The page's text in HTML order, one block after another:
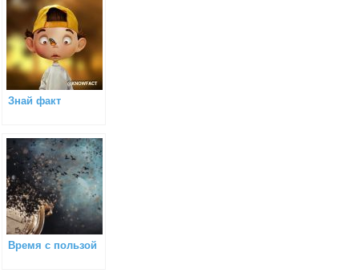
Знай факт
Время с пользой